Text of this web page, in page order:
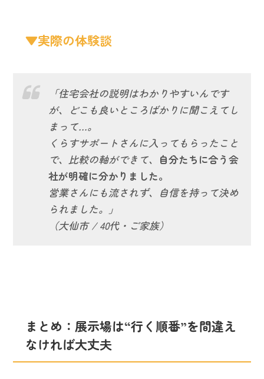
▼実際の体験談
「住宅会社の説明はわかりやすいんです
が、どこも良いところばかりに聞こえてし
まって…。
くらすサポートさんに入ってもらったこと
で、比較の軸ができて、 自分たちに合う会
社が明確に分かりました。
営業さんにも流されず、自信を持って決め
られました。」
（大仙市 / 40代・ご家族）
まとめ：展示場は“行く順番”を間違え
なければ大丈夫